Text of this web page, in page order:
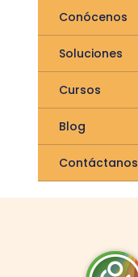
Conócenos
Soluciones
Cursos
Blog
Contáctanos